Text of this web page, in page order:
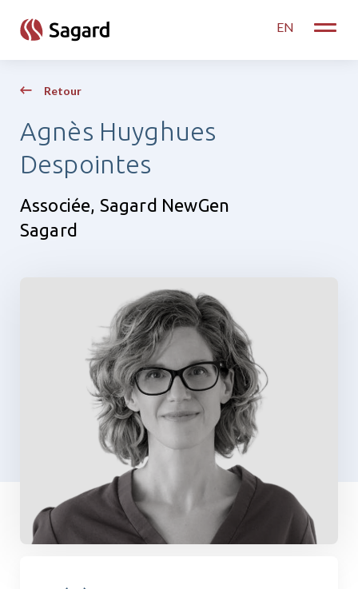
EN
Toggle
Retour
Agnès Huyghues
Despointes
Associée, Sagard NewGen
Sagard